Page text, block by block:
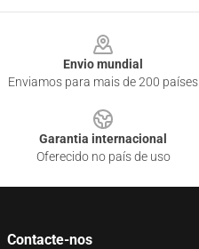
Envio mundial
Enviamos para mais de 200 países
Garantia internacional
Oferecido no país de uso
Contacte-nos